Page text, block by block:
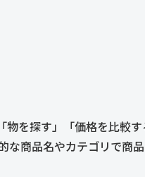
を探す」「価格を比較
商品名やカテゴリで商品